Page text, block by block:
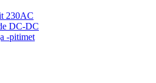
230AC
DC-DC
-pitimet